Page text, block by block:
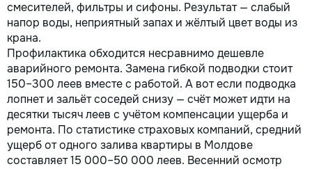
смесителей, фильтры и сифоны. Результат — слабый
напор воды, неприятный запах и жёлтый цвет воды из
крана.
Профилактика обходится несравнимо дешевле
аварийного ремонта. Замена гибкой подводки стоит
150–300 леев вместе с работой. А вот если подводка
лопнет и зальёт соседей снизу — счёт может идти на
десятки тысяч леев с учётом компенсации ущерба и
ремонта. По статистике страховых компаний, средний
ущерб от одного залива квартиры в Молдове
составляет 15 000–50 000 леев. Весенний осмотр